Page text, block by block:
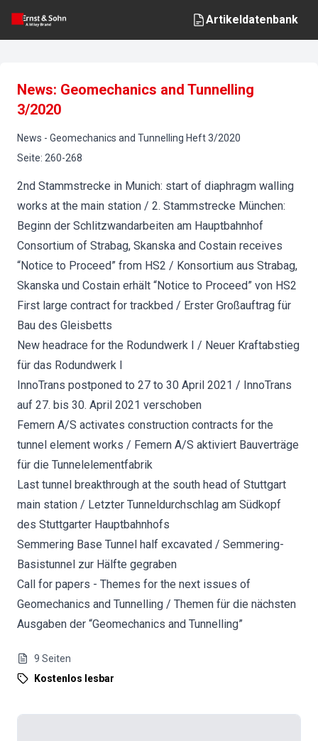
Artikeldatenbank
News: Geomechanics and Tunnelling
3/2020
News - Geomechanics and Tunnelling Heft3/2020
Seite: 260-268
2nd Stammstrecke in Munich: start of diaphragm walling
works at the main station / 2. Stammstrecke München:
Beginn der Schlitzwandarbeiten am Hauptbahnhof
Consortium of Strabag, Skanska and Costain receives
“Notice to Proceed” from HS2 / Konsortium aus Strabag,
Skanska und Costain erhält “Notice to Proceed” von HS2
First large contract for trackbed / Erster Großauftrag für
Bau des Gleisbetts
New headrace for the Rodundwerk I / Neuer Kraftabstieg
für das Rodundwerk I
InnoTrans postponed to 27 to 30 April 2021 / InnoTrans
auf 27. bis 30. April 2021 verschoben
Femern A/S activates construction contracts for the
tunnel element works / Femern A/S aktiviert Bauverträge
für die Tunnelelementfabrik
Last tunnel breakthrough at the south head of Stuttgart
main station / Letzter Tunneldurchschlag am Südkopf
des Stuttgarter Hauptbahnhofs
Semmering Base Tunnel half excavated / Semmering-
Basistunnel zur Hälfte gegraben
Call for papers - Themes for the next issues of
Geomechanics and Tunnelling / Themen für die nächsten
Ausgaben der “Geomechanics and Tunnelling”
9 Seiten
Kostenlos lesbar